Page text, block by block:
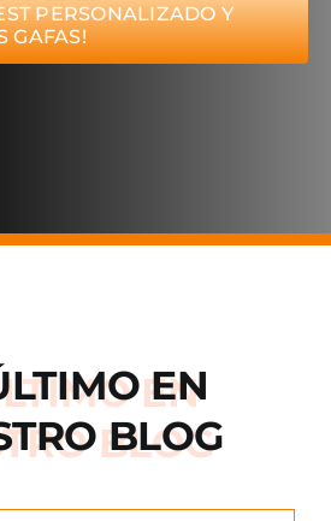
PERSONALIZADO Y
GAFAS!
EN
BLOG